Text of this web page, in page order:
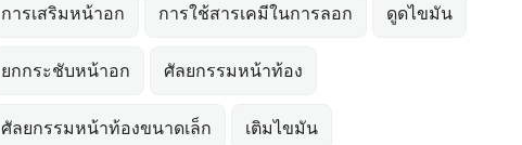
การเสริมหน้าอก การใช้สารเคมีในการลอก ดูดไขมัน
ยกกระชับหน้าอก ศัลยกรรมหน้าท้อง
ศัลยกรรมหน้าท้องขนาดเล็ก เติมไขมัน